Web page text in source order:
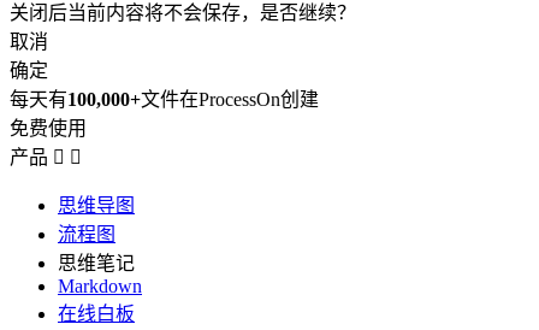
关闭后当前内容将不会保存，是否继续？
取消
确定
每天有100,000+文件在ProcessOn创建
免费使用
产品  
思维导图
流程图
思维笔记
Markdown
在线白板